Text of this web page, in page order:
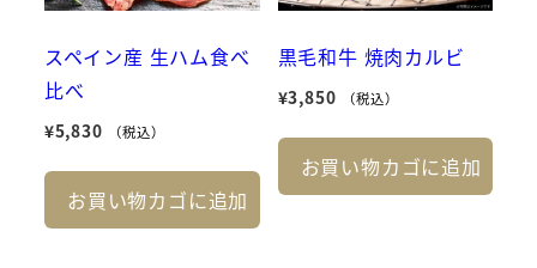
スペイン産 生ハム食べ
比べ
¥5,830 （税込）
お買い物カゴに追加
黒毛和牛 焼肉カルビ
¥3,850 （税込）
お買い物カゴに追加